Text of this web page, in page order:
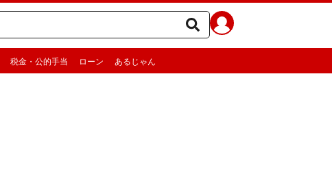
税金・公的手当 ローン あるじゃん